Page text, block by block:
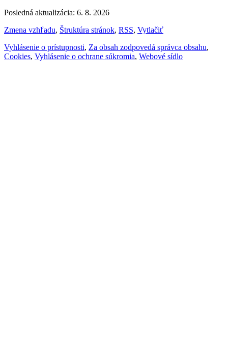
Posledná aktualizácia: 6. 8. 2026
Zmena vzhľadu, Štruktúra stránok, RSS, Vytlačiť
Vyhlásenie o prístupnosti, Za obsah zodpovedá správca obsahu,
Cookies, Vyhlásenie o ochrane súkromia, Webové sídlo